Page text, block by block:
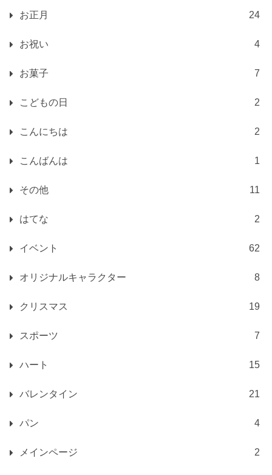
お正月 24
お祝い 4
お菓子 7
こどもの日 2
こんにちは 2
こんばんは 1
その他 11
はてな 2
イベント 62
オリジナルキャラクター 8
クリスマス 19
スポーツ 7
ハート 15
バレンタイン 21
パン 4
メインページ 2